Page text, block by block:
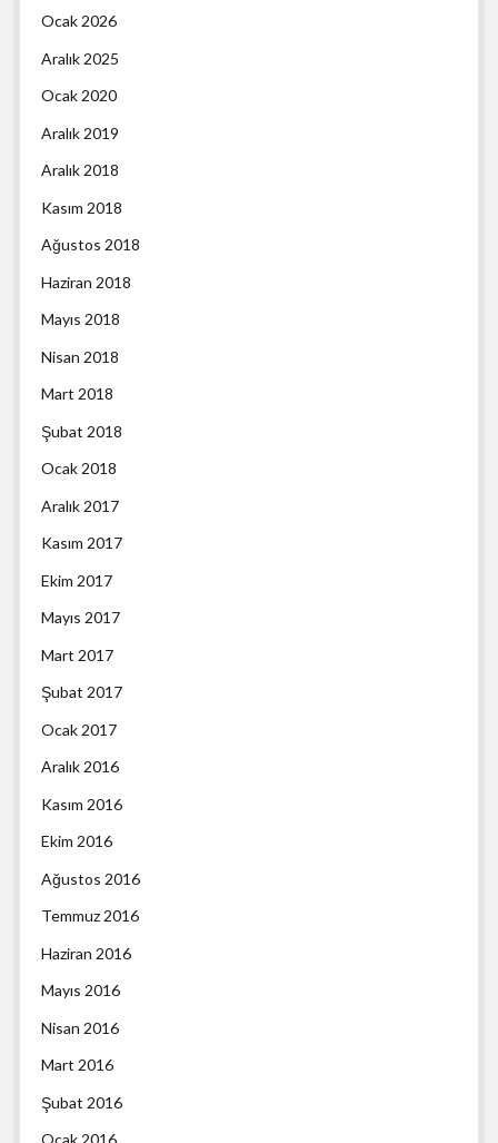
Ocak 2026
Aralık 2025
Ocak 2020
Aralık 2019
Aralık 2018
Kasım 2018
Ağustos 2018
Haziran 2018
Mayıs 2018
Nisan 2018
Mart 2018
Şubat 2018
Ocak 2018
Aralık 2017
Kasım 2017
Ekim 2017
Mayıs 2017
Mart 2017
Şubat 2017
Ocak 2017
Aralık 2016
Kasım 2016
Ekim 2016
Ağustos 2016
Temmuz 2016
Haziran 2016
Mayıs 2016
Nisan 2016
Mart 2016
Şubat 2016